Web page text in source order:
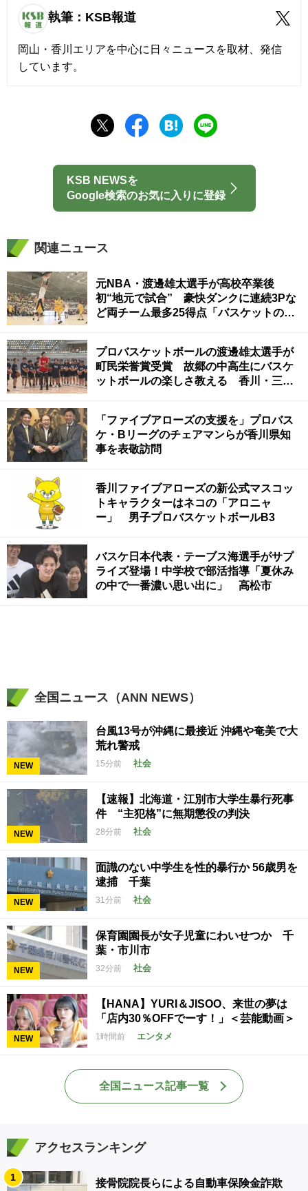
執筆：KSB報道
岡山・香川エリアを中心に日々ニュースを取材、発信
しています。
KSB NEWSを
Google検索のお気に入りに登録
関連ニュース
元NBA・渡邊雄太選手が高校卒業後
初“地元で試合” 豪快ダンクに連続3Pな
ど両チーム最多25得点「バスケットの熱
プロバスケットボールの渡邊雄太選手が
町民栄誉賞受賞 故郷の中高生にバスケ
ットボールの楽しさ教える 香川・三木
「ファイブアローズの支援を」プロバス
ケ・Bリーグのチェアマンらが香川県知
事を表敬訪問
香川ファイブアローズの新公式マスコッ
トキャラクターはネコの「アロニャ
ー」 男子プロバスケットボールB3
バスケ日本代表・テーブス海選手がサプ
ライズ登場！中学校で部活指導「夏休み
の中で一番濃い思い出に」 高松市
全国ニュース（ANN NEWS）
NEW
台風13号が沖縄に最接近 沖縄や奄美で大
荒れ警戒
15分前 社会
NEW
【速報】北海道・江別市大学生暴行死事
件 “主犯格”に無期懲役の判決
28分前 社会
NEW
面識のない中学生を性的暴行か 56歳男を
逮捕 千葉
31分前 社会
NEW
保育園園長が女子児童にわいせつか 千
葉・市川市
32分前 社会
NEW
【HANA】YURI＆JISOO、来世の夢は
「店内30％OFFでーす！」＜芸能動画＞
1時間前 エンタメ
全国ニュース記事一覧
アクセスランキング
1
接骨院院長らによる自動車保険金詐欺